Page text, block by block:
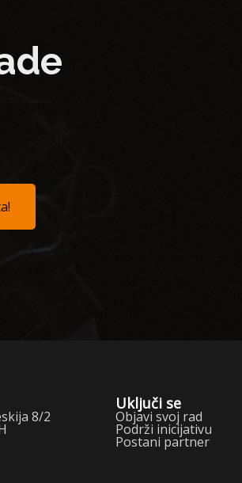
8/2
Uključi se
Objavi svoj rad
Podrži inicijativu
Postani partner